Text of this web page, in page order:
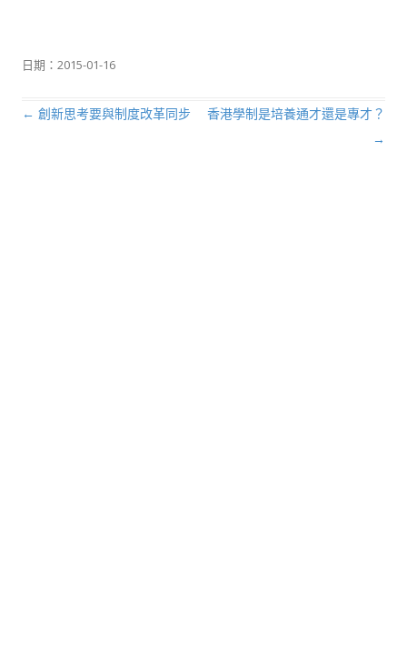
日期： 2015-01-16
文章導航列
← 創新思考要與制度改革同步
香港學制是培養通才還是專才？
→